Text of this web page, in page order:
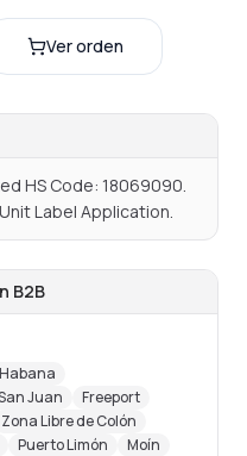
Ver orden
HS Code: 18069090.
Label Application.
B2B
Juan
Freeport
Zona Libre de Colón
Puerto Limón
Moín